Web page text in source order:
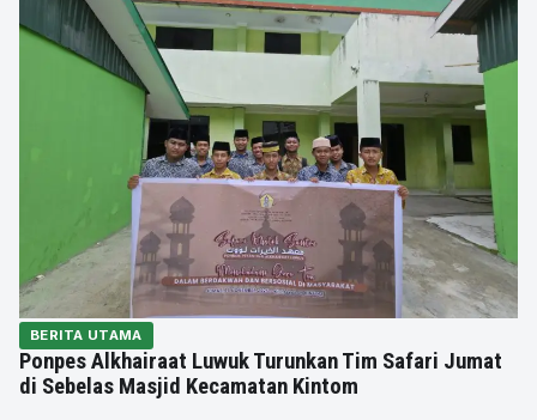
BERITA UTAMA
Ponpes Alkhairaat Luwuk Turunkan Tim Safari Jumat
di Sebelas Masjid Kecamatan Kintom